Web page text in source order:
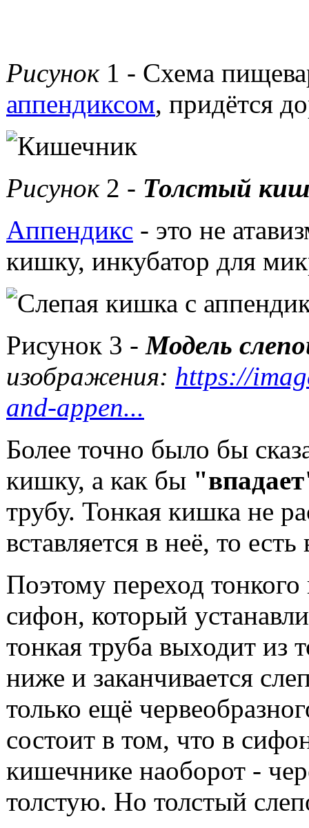
Рисунок1 - Схема
аппендиксом, придётся
Рисунок2 - Толстый
Аппендикс - это не
кишку, инкубатор для
slepayakishka1.jpg
Рисунок 3 -Модель
изображения: https://
and-appen...
Более точно было бы
кишку, а как бы
трубу. Тонкая кишка не
вставляется в неё, то
Поэтому переход
сифон, который
тонкая труба выходит из
ниже и заканчивается
только ещё
состоит в том, что в
кишечнике наоборот -
толстую. Но толстый